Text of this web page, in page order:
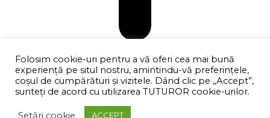
Go to Top
Folosim cookie-uri pentru a vă oferi cea mai bună
experiență pe situl nostru, amintindu-vă preferințele,
coşul de cumpărături și vizitele. Dând clic pe „Accept”,
sunteți de acord cu utilizarea TUTUROR cookie-urilor.
Setări cookie ACCEPT